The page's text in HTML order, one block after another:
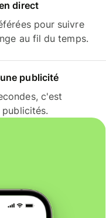
direct
pour suivre
au fil du temps.
publicité
c'est